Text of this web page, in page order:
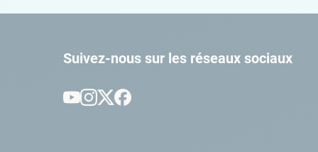
Suivez-nous sur les réseaux sociaux